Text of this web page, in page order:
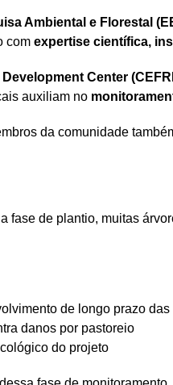
Ambiental e Florestal
com expertise científica,
Center
auxiliam no
da comunidade
fase de plantio, muitas
de longo prazo das
danos por pastoreio
do projeto